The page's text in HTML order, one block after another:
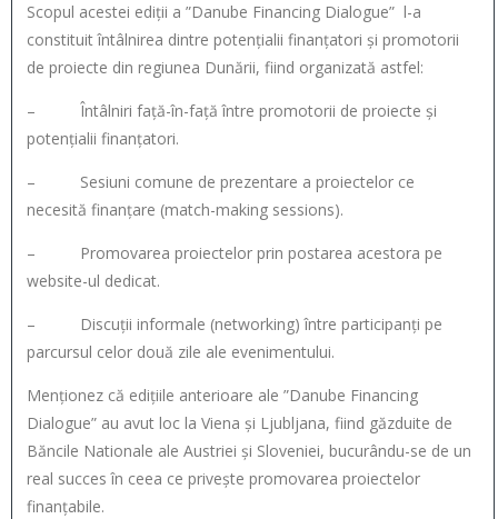
Scopul acestei ediții a ”Danube Financing Dialogue” l-a
constituit întâlnirea dintre potențialii finanțatori și promotorii
de proiecte din regiunea Dunării, fiind organizată astfel:
– Întâlniri față-în-față între promotorii de proiecte și
potențialii finanțatori.
– Sesiuni comune de prezentare a proiectelor ce
necesită finanțare (match-making sessions).
– Promovarea proiectelor prin postarea acestora pe
website-ul dedicat.
– Discuții informale (networking) între participanți pe
parcursul celor două zile ale evenimentului.
Menționez că edițiile anterioare ale ”Danube Financing
Dialogue” au avut loc la Viena și Ljubljana, fiind găzduite de
Băncile Nationale ale Austriei și Sloveniei, bucurându-se de un
real succes în ceea ce privește promovarea proiectelor
finanțabile.